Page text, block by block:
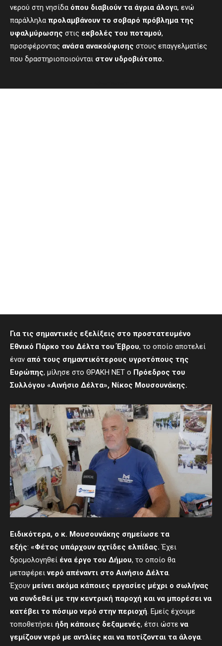
νερού στη νησίδα όπου διαβιούν τα άγρια άλογα, ενώ
παράλληλα προλαμβάνουν το σοβαρό πρόβλημα της
υφαλμύρωσης στις εκβολές του ποταμού,
προσφέροντας ανάσα ανακούφισης στους επαγγελματίες
που δραστηριοποιούνται στον υδροβιότοπο.
Για τις σημαντικές εξελίξεις στο προστατευμένο
Εθνικό Πάρκο του Δέλτα του Έβρου, το οποίο αποτελεί
έναν από τους σημαντικότερους υγροτόπους της
Ευρώπης, μίλησε στο ΘΡΑΚΗ ΝΕΤ ο Πρόεδρος του
Συλλόγου «Αινήσιο Δέλτα», Νίκος Μουσουνάκης.
Ειδικότερα, ο κ. Μουσουνάκης σημείωσε τα
εξής: «Φέτος υπάρχουν αχτίδες ελπίδας. Έχει
δρομολογηθεί ένα έργο του Δήμου, το οποίο θα
μεταφέρεινερό απέναντι στο Aινήσιο Δέλτα
Έχουν μείνει ακόμα κάποιες εργασίες μέχρι ο σωλήνας
να συνδεθεί με την κεντρική παροχή και να μπορέσει να
κατέβει το πόσιμο νερό στην περιοχή . Εμείς έχουμε
τοποθετήσει ήδη κάποιες δεξαμενές, έτσι ώστενα
γεμίζουν νερό με αντλίες και να ποτίζονται τα άλογα